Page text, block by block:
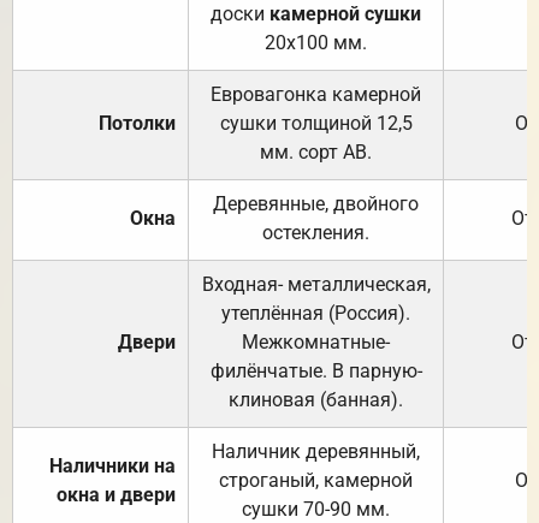
доски камерной сушки
20х100 мм.
Потолки
Евровагонка камерной
сушки толщиной 12,5
мм. сорт АВ.
Окна
Деревянные, двойного
остекления.
Двери
Входная- металлическая,
утеплённая (Россия).
Межкомнатные-
филёнчатые. В парную-
клиновая (банная).
Наличники на
окна и двери
Наличник деревянный,
строганый, камерной
сушки 70-90 мм.